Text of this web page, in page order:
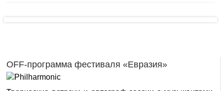
OFF-программа фестиваля «Евразия»